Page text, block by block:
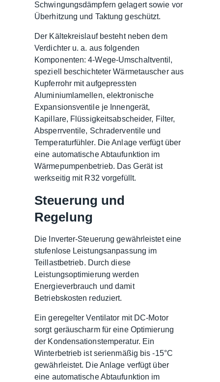
Schwingungsdämpfern gelagert sowie vor
Überhitzung und Taktung geschützt.
Der Kältekreislauf besteht neben dem
Verdichter u. a. aus folgenden
Komponenten: 4-Wege-Umschaltventil,
speziell beschichteter Wärmetauscher aus
Kupferrohr mit aufgepressten
Aluminiumlamellen, elektronische
Expansionsventile je Innengerät,
Kapillare, Flüssigkeitsabscheider, Filter,
Absperrventile, Schraderventile und
Temperaturfühler. Die Anlage verfügt über
eine automatische Abtaufunktion im
Wärmepumpenbetrieb. Das Gerät ist
werkseitig mit R32 vorgefüllt.
Steuerung und
Regelung
Die Inverter-Steuerung gewährleistet eine
stufenlose Leistungsanpassung im
Teillastbetrieb. Durch diese
Leistungsoptimierung werden
Energieverbrauch und damit
Betriebskosten reduziert.
Ein geregelter Ventilator mit DC-Motor
sorgt geräuscharm für eine Optimierung
der Kondensationstemperatur. Ein
Winterbetrieb ist serienmäßig bis -15°C
gewährleistet. Die Anlage verfügt über
eine automatische Abtaufunktion im